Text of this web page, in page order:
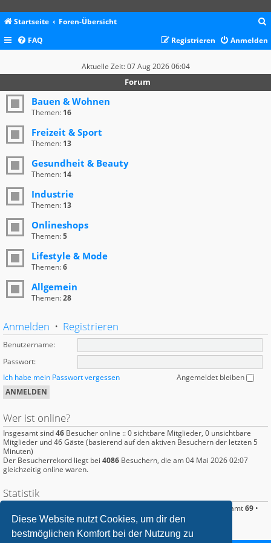
Diese Website nutzt Cookies, um dir den
bestmöglichen Komfort bei der Nutzung zu
Startseite Foren-Übersicht
c
FAQ Anmelden
Registrieren
Aktuelle Zeit: 07 Aug 2026 06:04
Forum
Bauen & Wohnen
Themen: 16
Freizeit & Sport
Themen: 13
Gesundheit & Beauty
Themen: 14
Industrie
Themen: 13
Onlineshops
Themen:5
Lifestyle & Mode
Themen:6
Allgemein
Themen:28
Anmelden • Registrieren
Benutzername:
Passwort:
Ich habe mein Passwort vergessen
Angemeldet bleiben
Wer ist online?
Insgesamt sind46 Besucher online :: 0 sichtbare Mitglieder, 0 unsichtbare
Mitglieder und 46 Gäste (basierend auf den aktiven Besuchern der letzten 5
Minuten)
Der Besucherrekord liegt bei 4086 Besuchern, die am 04 Mai 2026 02:07
gleichzeitig online waren.
Statistik
• Mitglieder insgesamt69 •
Unser neuestes Mitglied:Ghostfisch